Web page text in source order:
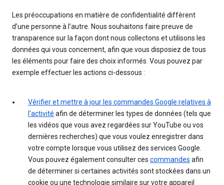
Les préoccupations en matière de confidentialité diffèrent
d’une personne à l’autre. Nous souhaitons faire preuve de
transparence sur la façon dont nous collectons et utilisons les
données qui vous concernent, afin que vous disposiez de tous
les éléments pour faire des choix informés. Vous pouvez par
exemple effectuer les actions ci-dessous :
Vérifier et mettre à jour les commandes Google relatives à
l'activité afin de déterminer les types de données (tels que
les vidéos que vous avez regardées sur YouTube ou vos
dernières recherches) que vous voulez enregistrer dans
votre compte lorsque vous utilisez des services Google.
Vous pouvez également consulter ces commandes afin
de déterminer si certaines activités sont stockées dans un
cookie ou une technologie similaire sur votre appareil